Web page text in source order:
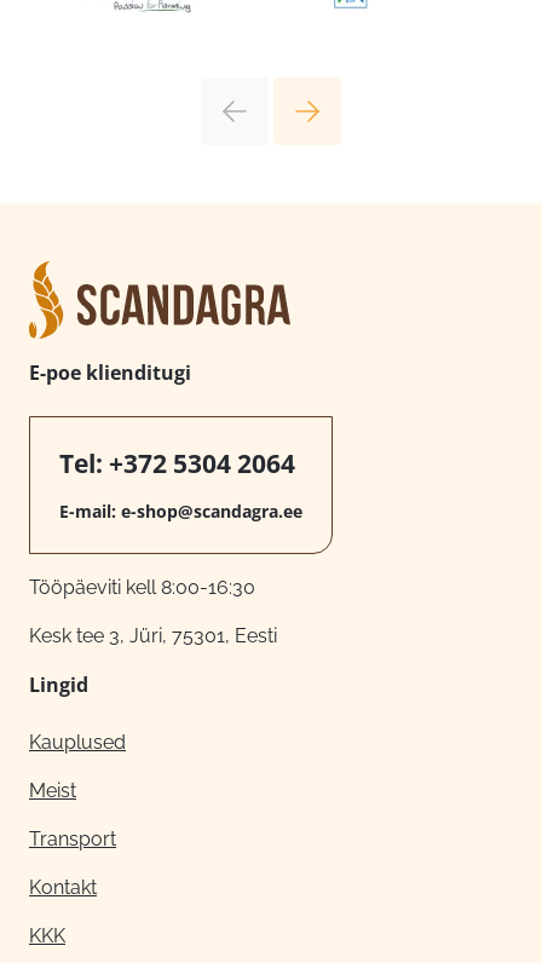
E-poe klienditugi
Tel: +372 5304 2064
E-mail: e-shop@scandagra.ee
Tööpäeviti kell 8:00-16:30
Kesk tee 3, Jüri, 75301, Eesti
Lingid
Kauplused
Meist
Transport
Kontakt
KKK